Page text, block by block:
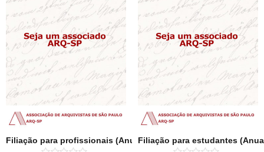
Filiação para profissionais (Anual)Filiação para estudantes